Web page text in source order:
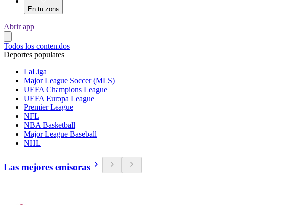
En tu zona
Abrir app
Todos los contenidos
Deportes populares
LaLiga
Major League Soccer (MLS)
UEFA Champions League
UEFA Europa League
Premier League
NFL
NBA Basketball
Major League Baseball
NHL
Las mejores emisoras